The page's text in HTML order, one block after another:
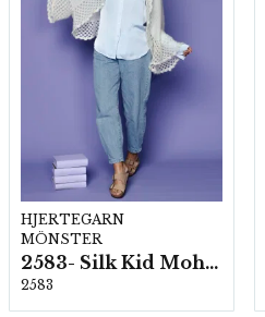
HJERTEGARN
MÖNSTER
2583- Silk Kid Mohair
2583